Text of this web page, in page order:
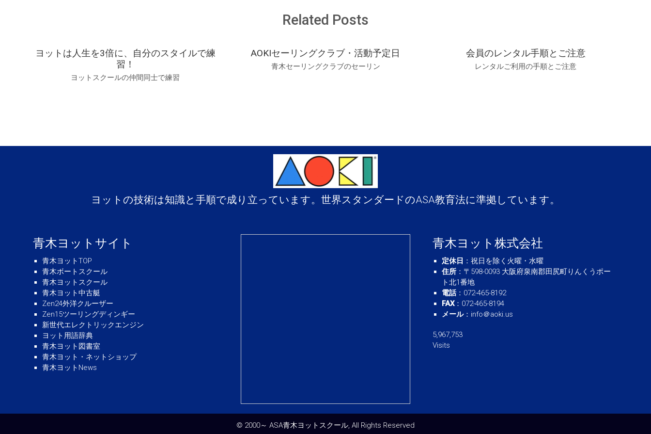
ス
Related Posts
ヨットは人生を3倍に、自分のスタイルで練
習！
ヨットスクールの仲間同士で練習
AOKIセーリングクラブ・活動予定日
青木セーリングクラブのセーリン
会員のレンタル手順とご注意
レンタルご利用の手順とご注意
ヨットの技術は知識と手順で成り立っています。世界スタンダードのASA教育法に準拠しています。
青木ヨットサイト
青木ヨットTOP
青木ボートスクール
青木ヨットスクール
青木ヨット中古艇
Zen24外洋クルーザー
Zen15ツーリングディンギー
新世代エレクトリックエンジン
ヨット用語辞典
青木ヨット図書室
青木ヨット・ネットショップ
青木ヨットNews
青木ヨット株式会社
定休日 ：祝日を除く火曜・水曜
住所 ：〒598-0093 大阪府泉南郡田尻町りんくうポー
ト北1番地
電話：072-465-8192
FAX：072-465-8194
メール： info＠aoki.us
5,967,753
Visits
© 2000～ ASA青木ヨットスクール, All Rights Reserved